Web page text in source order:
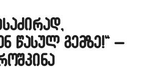
წასულ გემზე!“ –